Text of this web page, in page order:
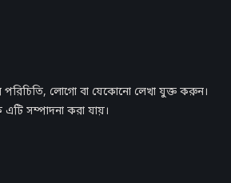
পরিচিতি, লোগো বা যেকোনো লেখা যুক্ত করুন।
সম্পাদনা করা যায়।